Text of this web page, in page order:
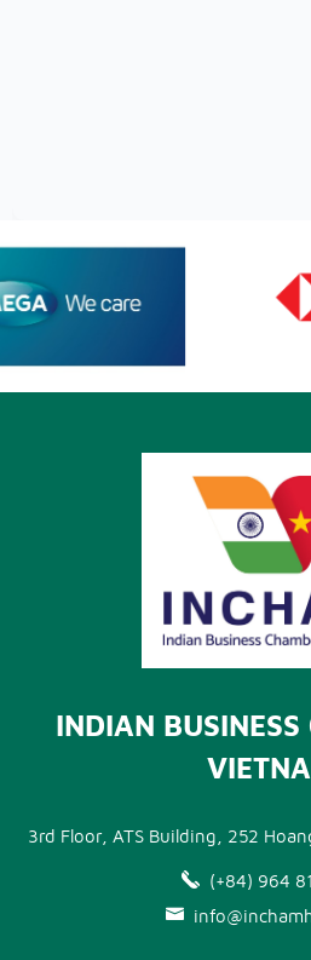
INDIAN
3rd Floor, ATS Building, 252
(+84) 964